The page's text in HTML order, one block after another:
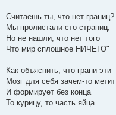
Считаешь ты, что нет границ?
Мы пролистали сто страниц,
Но не нашли, что нет того
Что мир сплошное НИЧЕГО"
Как объяснить, что грани эти
Мозг для себя зачем-то метит
И формирует без конца
То курицу, то часть яйца